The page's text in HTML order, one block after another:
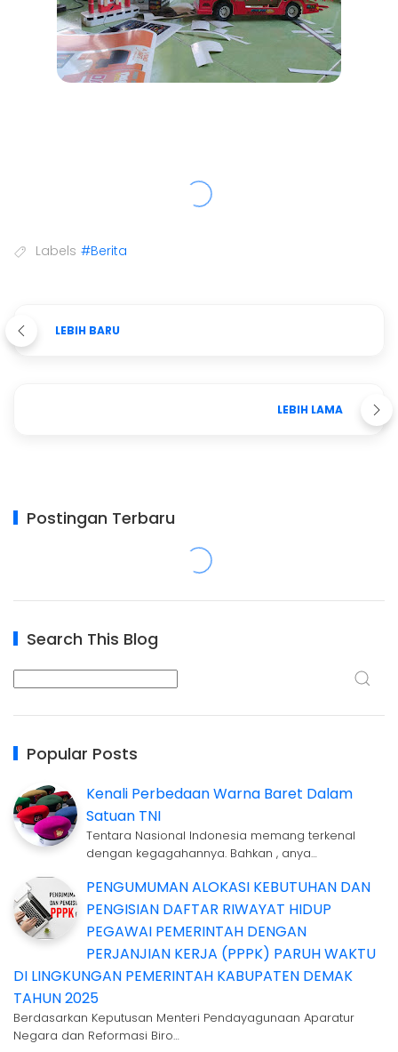
Labels #Berita
LEBIH BARU
LEBIH LAMA
Postingan Terbaru
Search This Blog
Popular Posts
Kenali Perbedaan Warna Baret Dalam
Satuan TNI
Tentara Nasional Indonesia memang terkenal
dengan kegagahannya. Bahkan , anya…
PENGUMUMAN ALOKASI KEBUTUHAN DAN
PENGISIAN DAFTAR RIWAYAT HIDUP
PEGAWAI PEMERINTAH DENGAN
PERJANJIAN KERJA (PPPK) PARUH WAKTU
DI LINGKUNGAN PEMERINTAH KABUPATEN DEMAK
TAHUN 2025
Berdasarkan Keputusan Menteri Pendayagunaan Aparatur
Negara dan Reformasi Biro…